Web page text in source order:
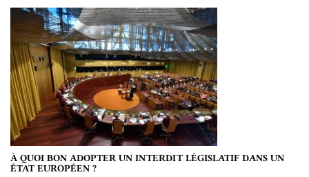
À QUOI BON ADOPTER UN INTERDIT LÉGISLATIF DANS UN
ÉTAT EUROPÉEN ?